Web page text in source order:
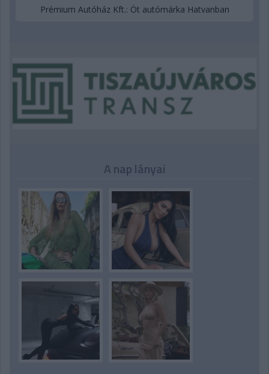
Prémium Autóház Kft.: Öt autómárka Hatvanban
A nap lányai